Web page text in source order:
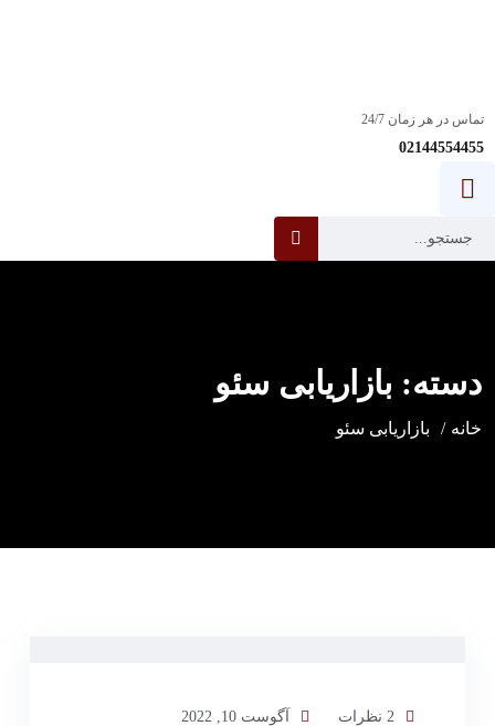
تماس در هر زمان 24/7
02144554455
دسته: بازاریابی سئو
خانه بازاریابی سئو
2 نظرات آگوست 10, 2022